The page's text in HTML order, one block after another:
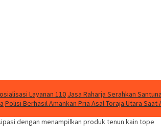
Layanan 110 Jasa Raharja Serahkan
Polisi Berhasil Amankan Pria Asal Toraja Utara Saat
dengan menampilkan produk tenun kain tope